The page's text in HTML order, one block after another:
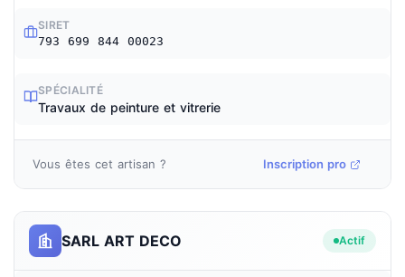
SIRET
793 699 844 00023
SPÉCIALITÉ
Travaux de peinture et vitrerie
Vous êtes cet artisan ? Inscription pro
SARL ART DECO Actif